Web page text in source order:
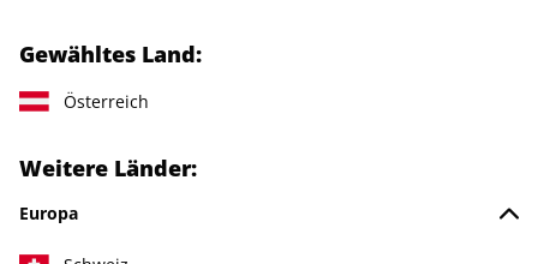
Gewähltes Land:
Österreich
Weitere Länder:
Europa